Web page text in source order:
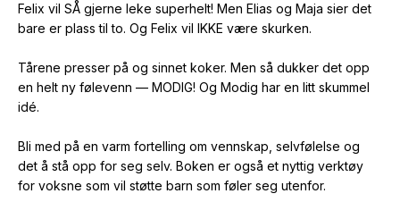
Felix vil SÅ gjerne leke superhelt! Men Elias og Maja sier det
bare er plass til to. Og Felix vil IKKE være skurken.
Tårene presser på og sinnet koker. Men så dukker det opp
en helt ny følevenn — MODIG! Og Modig har en litt skummel
idé.
Bli med på en varm fortelling om vennskap, selvfølelse og
det å stå opp for seg selv. Boken er også et nyttig verktøy
for voksne som vil støtte barn som føler seg utenfor.